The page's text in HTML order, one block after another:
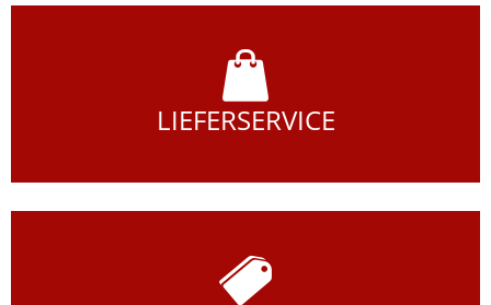
LIEFERSERVICE